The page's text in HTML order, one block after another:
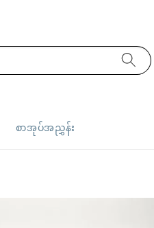
စာအုပ်အညွှန်း